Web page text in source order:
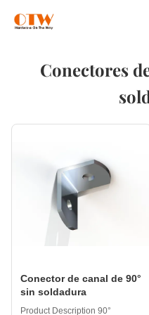
Conectores
Conector de canal de 90°
sin soldadura
Product Description 90°